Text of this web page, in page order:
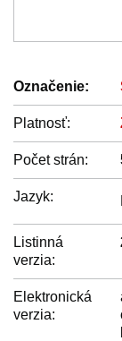
Označenie:
Platnosť:
Počet strán:
Jazyk:
Listinná
verzia:
Elektronická
verzia: